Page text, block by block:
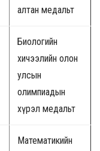
алтан медальт
Биологийн
хичээлийн олон
улсын
олимпиадын
хүрэл медальт
Математикийн